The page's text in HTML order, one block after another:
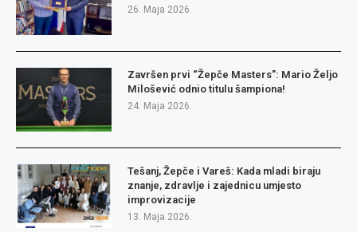
26. Maja 2026.
Završen prvi “Žepče Masters”: Mario Željo
Milošević odnio titulu šampiona!
24. Maja 2026.
Tešanj, Žepče i Vareš: Kada mladi biraju
znanje, zdravlje i zajednicu umjesto
improvizacije
13. Maja 2026.